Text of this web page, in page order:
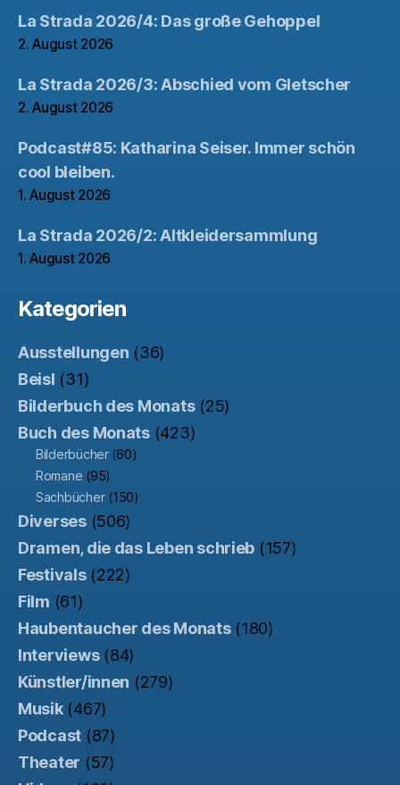
La Strada 2026/4: Das große Gehoppel
2. August 2026
La Strada 2026/3: Abschied vom Gletscher
2. August 2026
Podcast#85: Katharina Seiser. Immer schön
cool bleiben.
1. August 2026
La Strada 2026/2: Altkleidersammlung
1. August 2026
Kategorien
Ausstellungen (36)
Beisl (31)
Bilderbuch des Monats(25)
Buch des Monats(423)
Bilderbücher(60)
Romane (95)
Sachbücher(150)
Diverses(506)
Dramen, die das Leben schrieb (157)
Festivals(222)
Film (61)
Haubentaucher des Monats(180)
Interviews(84)
Künstler/innen (279)
Musik(467)
Podcast (87)
Theater (57)